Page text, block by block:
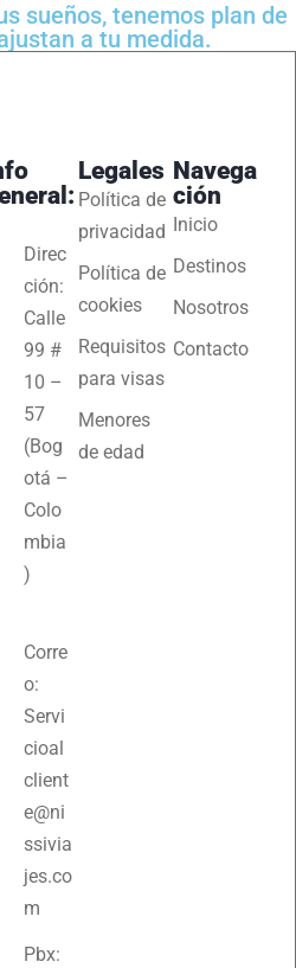
sueños, tenemos plan de
a tu medida.
Navega
ción
Inicio
Destinos
Nosotros
Contacto
Legales
Política de
privacidad
Política de
cookies
Requisitos
para visas
Menores
de edad
Direc
ción:
Calle
99 #
10 –
57
(Bog
otá –
Colo
mbia
)
Corre
o:
Servi
cioal
client
e@ni
ssivia
jes.co
m
Pbx: